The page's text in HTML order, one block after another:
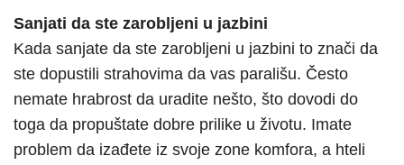
Sanjati da ste zarobljeni u jazbini
Kada sanjate da ste zarobljeni u jazbini to znači da
ste dopustili strahovima da vas parališu. Često
nemate hrabrost da uradite nešto, što dovodi do
toga da propuštate dobre prilike u životu. Imate
problem da izađete iz svoje zone komfora, a hteli